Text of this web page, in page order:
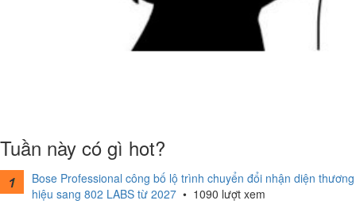
Tuần này có gì hot?
Bose Professional công bố lộ trình chuyển đổi nhận diện thương
hiệu sang 802 LABS từ 2027 • 1090 lượt xem